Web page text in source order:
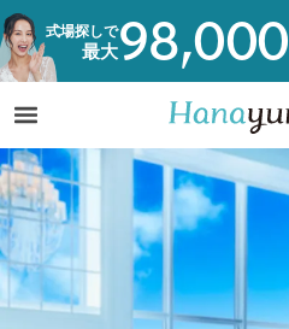
式場探しで
最大98,000